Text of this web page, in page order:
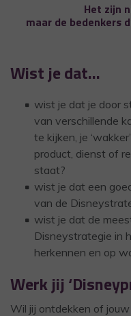
Het zijn
maar de bedenkers
Wist je dat…
wist je dat je door
van verschillende
te kijken, je
product, dienst of
staat?
wist je dat een
van de
wist je dat de
Disneystrategie in
herkennen en op
Werk jij
Wil jij ontdekken of jouw